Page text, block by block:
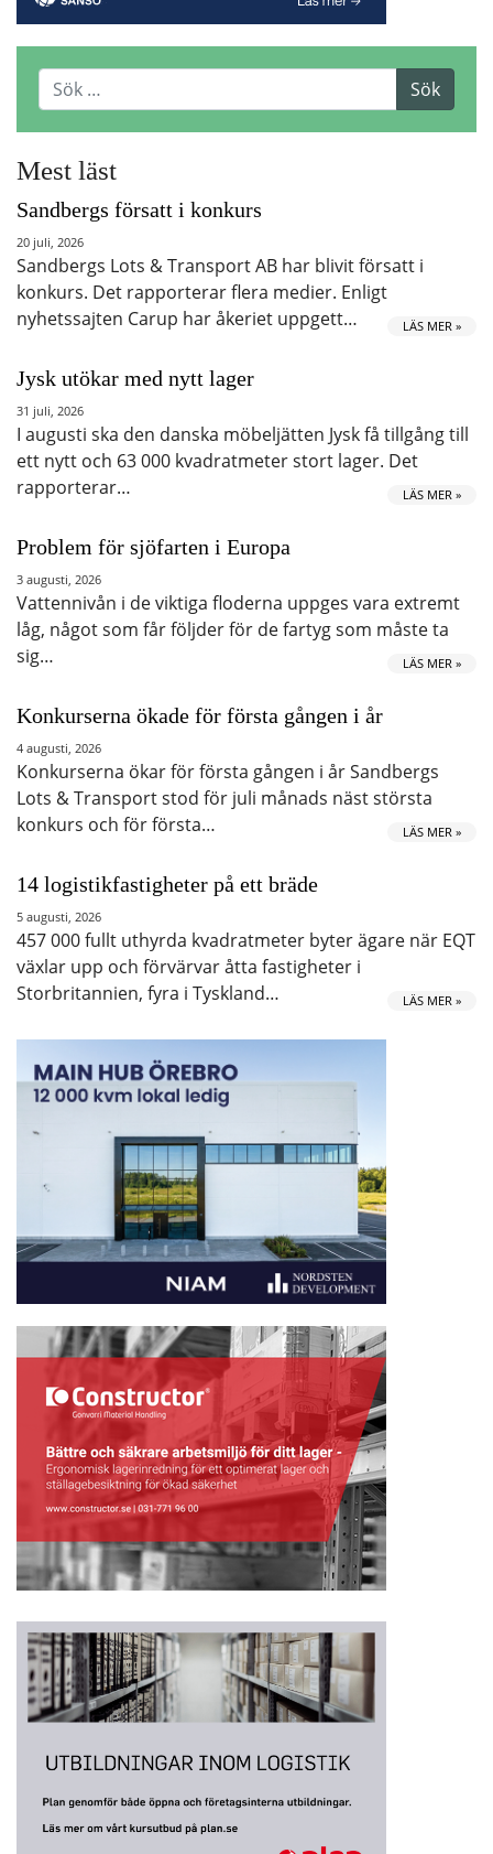
Mest läst
Sandbergs försatt i konkurs
20 juli, 2026
Sandbergs Lots & Transport AB har blivit försatt i
konkurs. Det rapporterar flera medier. Enligt
nyhetssajten Carup har åkeriet uppgett…
LÄS MER »
Jysk utökar med nytt lager
31 juli, 2026
I augusti ska den danska möbeljätten Jysk få tillgång till
ett nytt och 63 000 kvadratmeter stort lager. Det
rapporterar…
LÄS MER »
Problem för sjöfarten i Europa
3 augusti, 2026
Vattennivån i de viktiga floderna uppges vara extremt
låg, något som får följder för de fartyg som måste ta
sig…
LÄS MER »
Konkurserna ökade för första gången i år
4 augusti, 2026
Konkurserna ökar för första gången i år Sandbergs
Lots & Transport stod för juli månads näst största
konkurs och för första…
LÄS MER »
14 logistikfastigheter på ett bräde
5 augusti, 2026
457 000 fullt uthyrda kvadratmeter byter ägare när EQT
växlar upp och förvärvar åtta fastigheter i
Storbritannien, fyra i Tyskland…
LÄS MER »